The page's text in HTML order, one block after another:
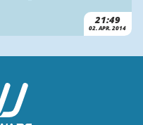
21:49
02. APR. 2014